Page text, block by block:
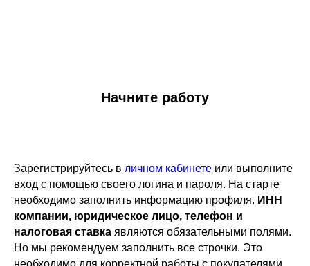
Начните работу
Зарегистрируйтесь в личном кабинете или выполните
вход с помощью своего логина и пароля. На старте
необходимо заполнить информацию профиля. ИНН
компании, юридическое лицо, телефон и
налоговая ставка являются обязательными полями.
Но мы рекомендуем заполнить все строчки. Это
необходимо для корректной работы с покупателями